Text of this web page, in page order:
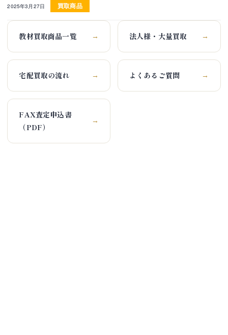
2025年3月27日 買取商品
教材買取商品一覧 → 法人様・大量買取 →
宅配買取の流れ → よくあるご質問 →
FAX査定申込書
（PDF）
→